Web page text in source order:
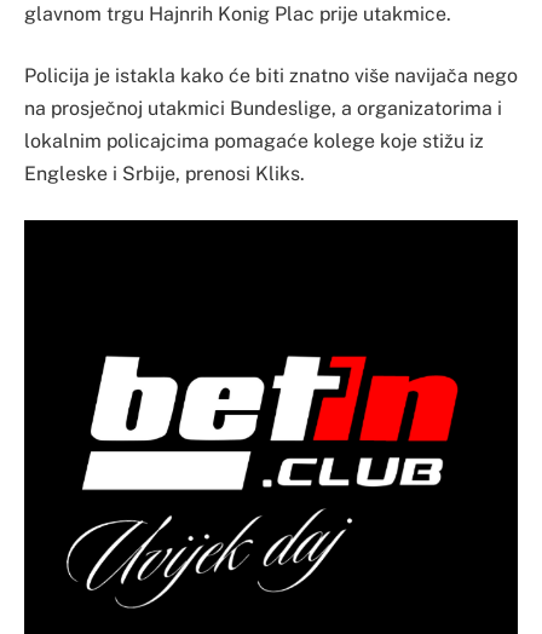
glavnom trgu Hajnrih Konig Plac prije utakmice.
Policija je istakla kako će biti znatno više navijača nego
na prosječnoj utakmici Bundeslige, a organizatorima i
lokalnim policajcima pomagaće kolege koje stižu iz
Engleske i Srbije, prenosi Kliks.